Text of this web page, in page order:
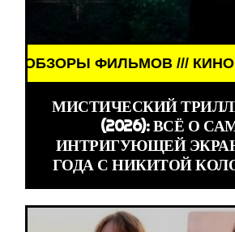
ФИЛЬМОВ /// КИНО ///
МИСТИЧЕСКИЙ
(2026): ВСЁ О
ИНТРИГУЮЩЕЙ
ГОДА С НИКИТОЙ